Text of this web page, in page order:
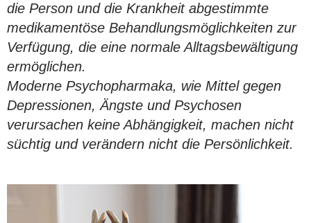
die Person und die Krankheit abgestimmte
medikamentöse Behandlungsmöglichkeiten zur
Verfügung, die eine normale Alltagsbewältigung
ermöglichen.
Moderne Psychopharmaka, wie Mittel gegen
Depressionen, Ängste und Psychosen
verursachen keine Abhängigkeit, machen nicht
süchtig und verändern nicht die Persönlichkeit.